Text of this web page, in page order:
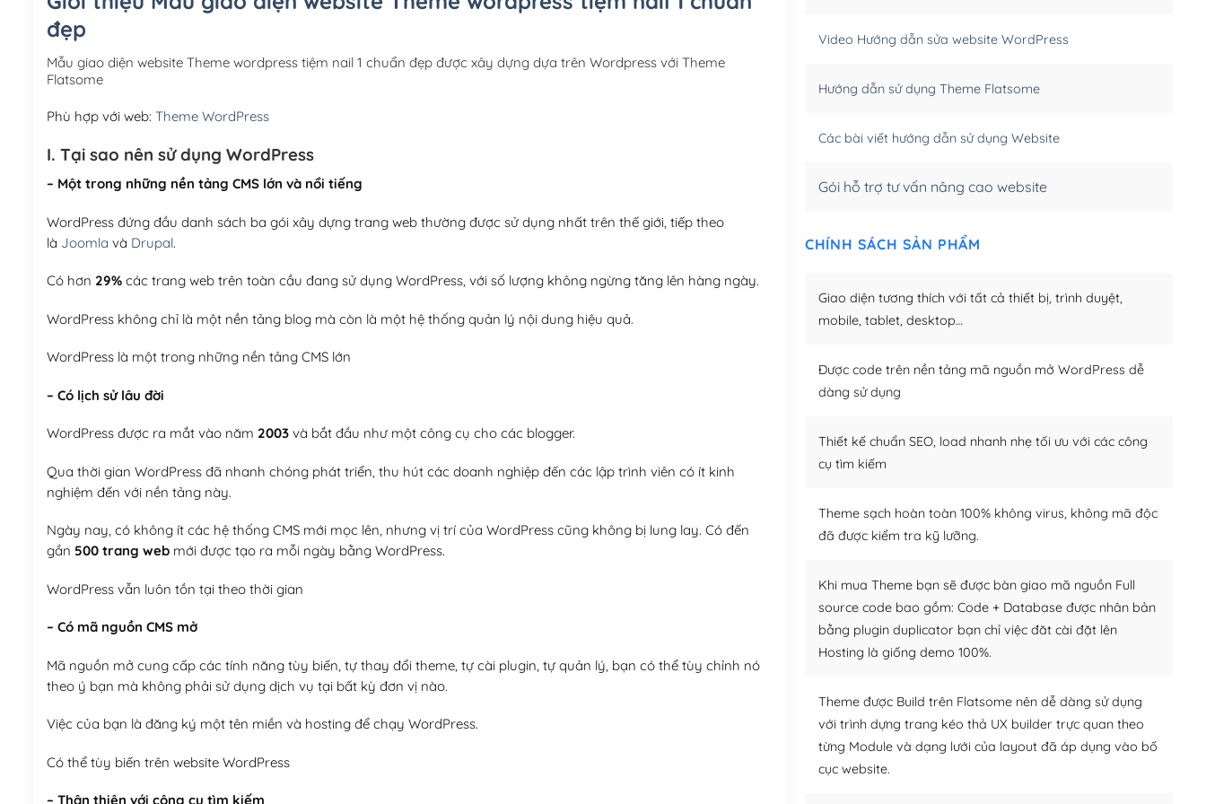
Hosting 5GB SSD (1 năm)
(+950,000₫)
đẹp
Mẫu giao diện website Theme wordpress tiệm nail 1 chuẩn đẹp được xây dựng dựa trên Wordpress với Theme
Flatsome
Phù hợp với web: Theme WordPress
I. Tại sao nên sử dụng WordPress
– Một trong những nền tảng CMS lớn và nổi tiếng
WordPress đứng đầu danh sách ba gói xây dựng trang web thường được sử dụng nhất trên thế giới, tiếp theo
là Joomla và Drupal.
Có hơn 29%các trang web trên toàn cầu đang sử dụng WordPress, với số lượng không ngừng tăng lên hàng ngày.
WordPress không chỉ là một nền tảng blog mà còn là một hệ thống quản lý nội dung hiệu quả.
WordPress là một trong những nền tảng CMS lớn
– Có lịch sử lâu đời
WordPress được ra mắt vào năm 2003và bắt đầu như một công cụ cho các blogger.
Qua thời gian WordPress đã nhanh chóng phát triển, thu hút các doanh nghiệp đến các lập trình viên có ít kinh
nghiệm đến với nền tảng này.
Ngày nay, có không ít các hệ thống CMS mới mọc lên, nhưng vị trí của WordPress cũng không bị lung lay. Có đến
gần 500 trang webmới được tạo ra mỗi ngày bằng WordPress.
WordPress vẫn luôn tồn tại theo thời gian
– Có mã nguồn CMS mở
Mã nguồn mở cung cấp các tính năng tùy biến, tự thay đổi theme, tự cài plugin, tự quản lý, bạn có thể tùy chỉnh nó
theo ý bạn mà không phải sử dụng dịch vụ tại bất kỳ đơn vị nào.
Việc của bạn là đăng ký một tên miền và hosting để chạy WordPress.
Có thể tùy biến trên website WordPress
– Thân thiện với công cụ tìm kiếm
Video Hướng dẫn sửa website WordPress
Hướng dẫn sử dụng Theme Flatsome
Các bài viết hướng dẫn sử dụng Website
Gói hỗ trợ tư vấn nâng cao website
CHÍNH SÁCH SẢN PHẨM
Giao diện tương thích với tất cả thiết bị, trình duyệt,
mobile, tablet, desktop…
Được code trên nền tảng mã nguồn mở WordPress dễ
dàng sử dụng
Thiết kế chuẩn SEO, load nhanh nhẹ tối ưu với các công
cụ tìm kiếm
Theme sạch hoàn toàn 100% không virus, không mã độc
đã được kiểm tra kỹ lưỡng.
Khi mua Theme bạn sẽ được bàn giao mã nguồn Full
source code bao gồm: Code + Database được nhân bản
bằng plugin duplicator bạn chỉ việc đăt cài đặt lên
Hosting là giống demo 100%.
Theme được Build trên Flatsome nên dễ dàng sử dụng
với trình dựng trang kéo thả UX builder trực quan theo
từng Module và dạng lưới của layout đã áp dụng vào bố
cục website.